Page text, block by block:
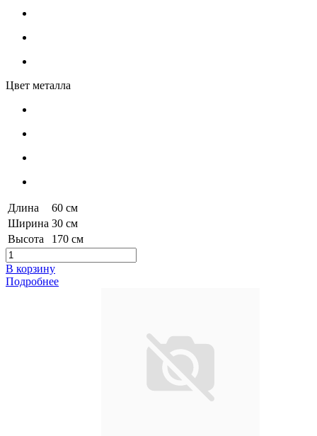
Цвет металла
Длина
60 см
Ширина 30 см
Высота
170 см
В корзину
Подробнее